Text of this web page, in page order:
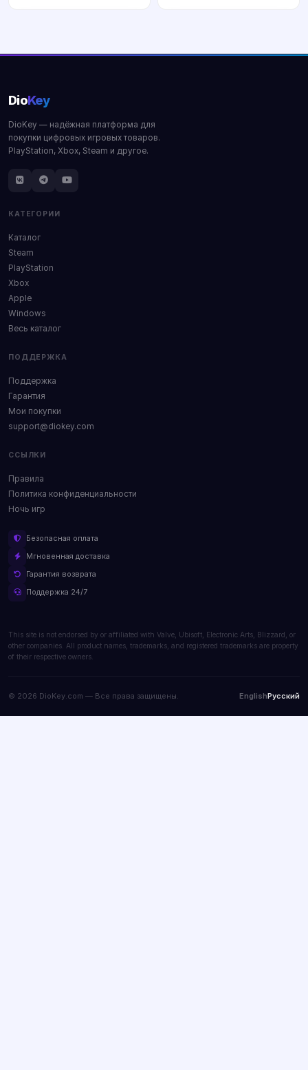
DioKey
DioKey — надёжная платформа для
покупки цифровых игровых товаров.
PlayStation, Xbox, Steam и другое.
КАТЕГОРИИ
Каталог
Steam
PlayStation
Xbox
Apple
Windows
Весь каталог
ПОДДЕРЖКА
Поддержка
Гарантия
Мои покупки
support@diokey.com
ССЫЛКИ
Правила
Политика конфиденциальности
Ночь игр
Безопасная оплата
Мгновенная доставка
Гарантия возврата
Поддержка 24/7
This site is not endorsed by or affiliated with Valve, Ubisoft, Electronic Arts, Blizzard, or
other companies. All product names, trademarks, and registered trademarks are property
of their respective owners.
© 2026 DioKey.com — Все права защищены. EnglishРусский